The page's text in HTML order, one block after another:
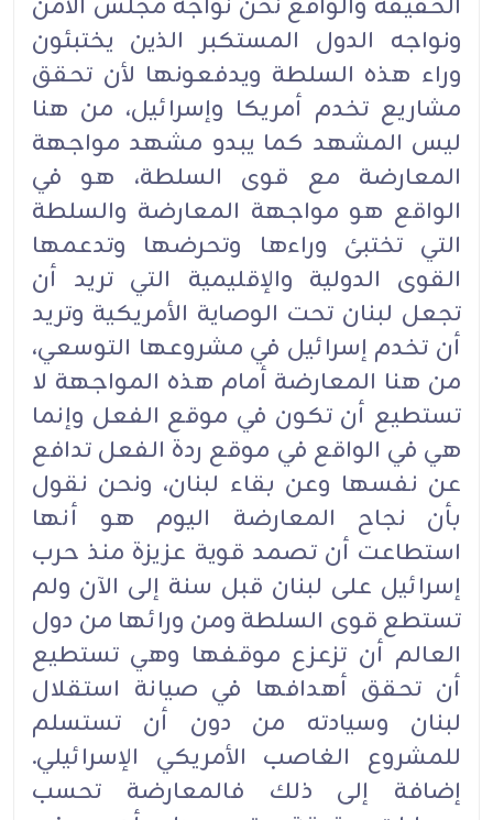
ونواجه الدول المستكبر الذين يختبئون
وراء هذه السلطة ويدفعونها لأن تحقق
مشاريع تخدم أمريكا وإسرائيل، من هنا
ليس المشهد كما يبدو مشهد مواجهة
المعارضة مع قوى السلطة، هو في
الواقع هو مواجهة المعارضة والسلطة
التي تختبئ وراءها وتحرضها وتدعمها
القوى الدولية والإقليمية التي تريد أن
تجعل لبنان تحت الوصاية الأمريكية وتريد
أن تخدم إسرائيل في مشروعها التوسعي،
من هنا المعارضة أمام هذه المواجهة لا
تستطيع أن تكون في موقع الفعل وإنما
هي في الواقع في موقع ردة الفعل تدافع
عن نفسها وعن بقاء لبنان، ونحن نقول
بأن نجاح المعارضة اليوم هو أنها
استطاعت أن تصمد قوية عزيزة منذ حرب
إسرائيل على لبنان قبل سنة إلى الآن ولم
تستطع قوى السلطة ومن ورائها من دول
العالم أن تزعزع موقفها وهي تستطيع
أن تحقق أهدافها في صيانة استقلال
لبنان وسيادته من دون أن تستسلم
للمشروع الغاصب الأمريكي الإسرائيلي.
إضافة إلى ذلك فالمعارضة تحسب